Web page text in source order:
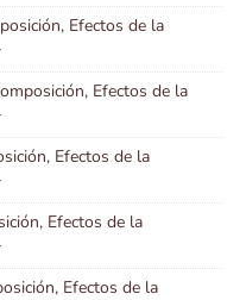
Efectos de la
Efectos de la
Efectos de la
Efectos de la
Efectos de la